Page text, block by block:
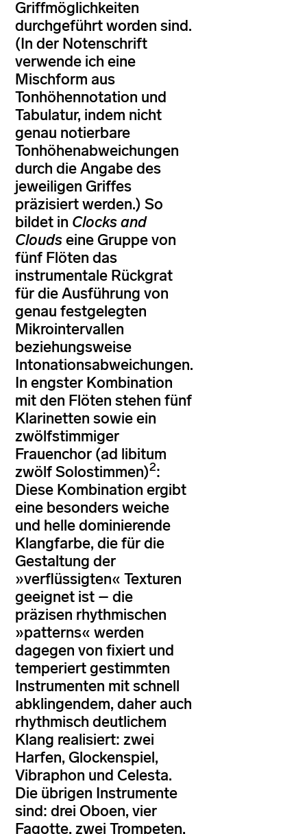
Griffmöglichkeiten
durchgeführt worden sind.
(In der Notenschrift
verwende ich eine
Mischform aus
Tonhöhennotation und
Tabulatur, indem nicht
genau notierbare
Tonhöhenabweichungen
durch die Angabe des
jeweiligen Griffes
präzisiert werden.) So
bildet in Clocks and
Cloudseine Gruppe von
fünf Flöten das
instrumentale Rückgrat
für die Ausführung von
genau festgelegten
Mikrointervallen
beziehungsweise
Intonationsabweichungen.
In engster Kombination
mit den Flöten stehen fünf
Klarinetten sowie ein
zwölfstimmiger
Frauenchor (ad libitum
zwölf Solostimmen)2:
Diese Kombination ergibt
eine besonders weiche
und helle dominierende
Klangfarbe, die für die
Gestaltung der
»verflüssigten« Texturen
geeignet ist – die
präzisen rhythmischen
»patterns« werden
dagegen von fixiert und
temperiert gestimmten
Instrumenten mit schnell
abklingendem, daher auch
rhythmisch deutlichem
Klang realisiert: zwei
Harfen, Glockenspiel,
Vibraphon und Celesta.
Die übrigen Instrumente
sind: drei Oboen, vier
Fagotte, zwei Trompeten,